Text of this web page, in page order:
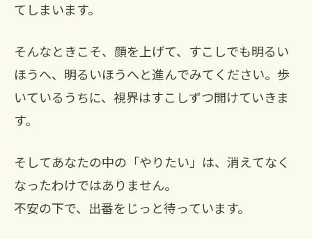
てしまいます。
そんなときこそ、顔を上げて、すこしでも明るい
ほうへ、明るいほうへと進んでみてください。歩
いているうちに、視界はすこしずつ開けていきま
す。
そしてあなたの中の「やりたい」は、消えてなく
なったわけではありません。
不安の下で、出番をじっと待っています。